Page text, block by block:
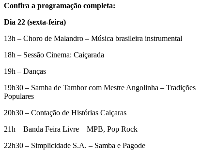
Confira a programação completa:
Dia 22 (sexta-feira)
13h – Choro de Malandro – Música brasileira instrumental
18h – Sessão Cinema: Caiçarada
19h – Danças
19h30 – Samba de Tambor com Mestre Angolinha – Tradições
Populares
20h30 – Contação de Histórias Caiçaras
21h – Banda Feira Livre – MPB, Pop Rock
22h30 – Simplicidade S.A. – Samba e Pagode